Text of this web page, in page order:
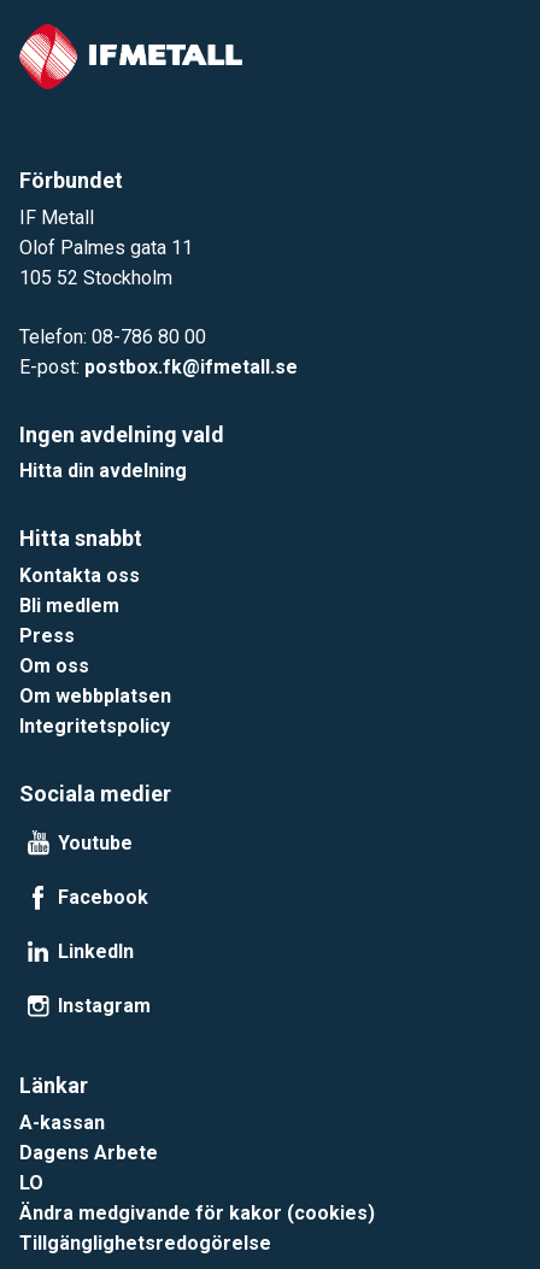
Förbundet
IF Metall
Olof Palmes gata 11
105 52 Stockholm
Telefon: 08-786 80 00
E-post: postbox.fk@ifmetall.se
Ingen avdelning vald
Hitta din avdelning
Hitta snabbt
Kontakta oss
Bli medlem
Press
Om oss
Om webbplatsen
Integritetspolicy
Sociala medier
Youtube
Facebook
LinkedIn
Instagram
Länkar
A-kassan
Dagens Arbete
LO
Ändra medgivande för kakor (cookies)
Tillgänglighetsredogörelse